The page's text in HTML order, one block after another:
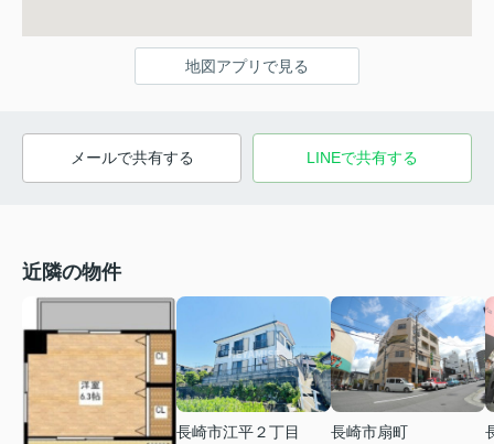
地図アプリで見る
メールで共有する LINEで共有する
近隣の物件
長崎市江平２丁目
長崎市扇町